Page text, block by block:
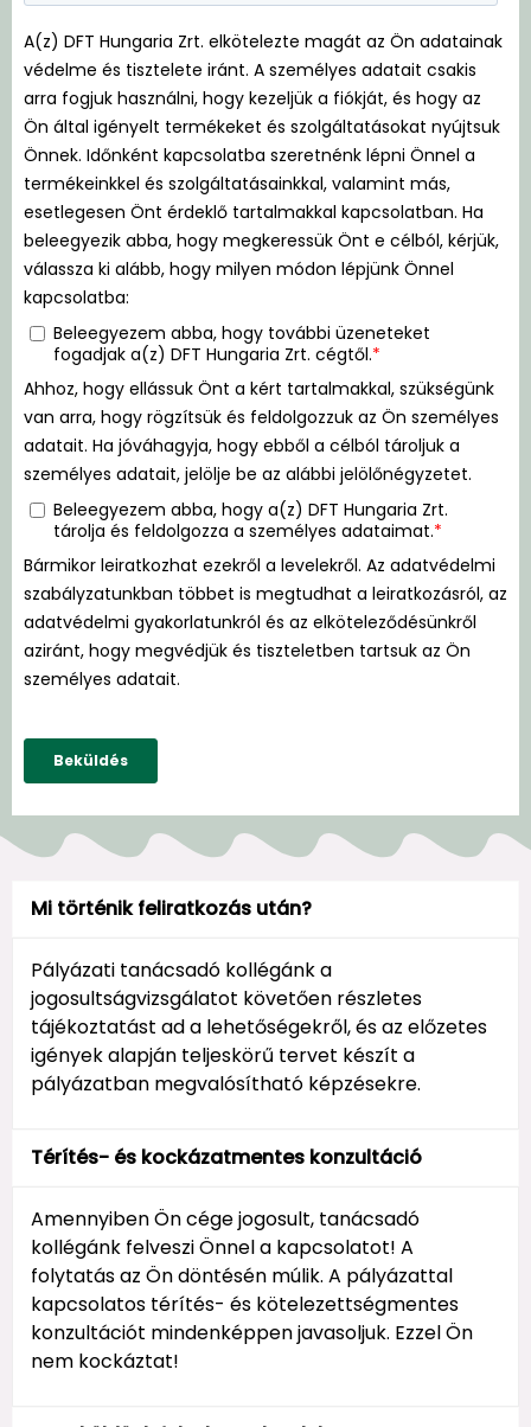
Mi történik feliratkozás után?
Pályázati tanácsadó kollégánk a
jogosultságvizsgálatot követően részletes
tájékoztatást ad a lehetőségekről, és az előzetes
igények alapján teljeskörű tervet készít a
pályázatban megvalósítható képzésekre.
Térítés- és kockázatmentes konzultáció
Amennyiben Ön cége jogosult, tanácsadó
kollégánk felveszi Önnel a kapcsolatot! A
folytatás az Ön döntésén múlik. A pályázattal
kapcsolatos térítés- és kötelezettségmentes
konzultációt mindenképpen javasoljuk. Ezzel Ön
nem kockáztat!